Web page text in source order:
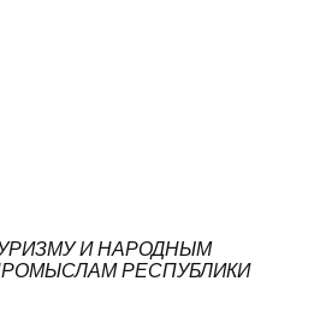
И НАРОДНЫМ
РЕСПУБЛИКИ